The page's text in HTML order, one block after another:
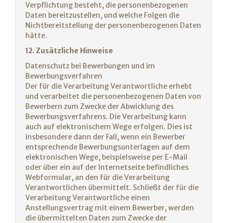
Verpflichtung besteht, die personenbezogenen
Daten bereitzustellen, und welche Folgen die
Nichtbereitstellung der personenbezogenen Daten
hätte.
12. Zusätzliche Hinweise
Datenschutz bei Bewerbungen und im
Bewerbungsverfahren
Der für die Verarbeitung Verantwortliche erhebt
und verarbeitet die personenbezogenen Daten von
Bewerbern zum Zwecke der Abwicklung des
Bewerbungsverfahrens. Die Verarbeitung kann
auch auf elektronischem Wege erfolgen. Dies ist
insbesondere dann der Fall, wenn ein Bewerber
entsprechende Bewerbungsunterlagen auf dem
elektronischen Wege, beispielsweise per E-Mail
oder über ein auf der Internetseite befindliches
Webformular, an den für die Verarbeitung
Verantwortlichen übermittelt. Schließt der für die
Verarbeitung Verantwortliche einen
Anstellungsvertrag mit einem Bewerber, werden
die übermittelten Daten zum Zwecke der